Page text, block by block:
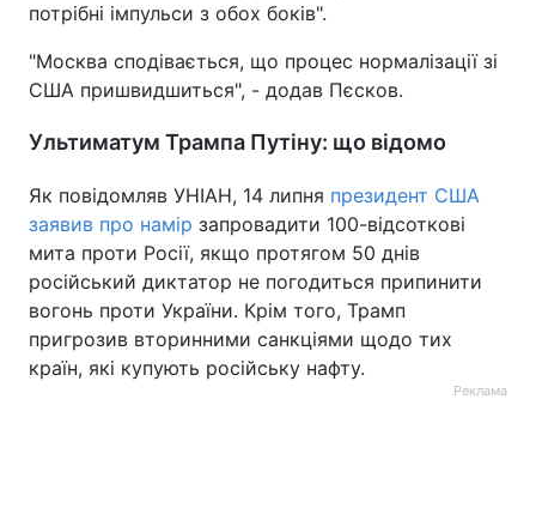
потрібні імпульси з обох боків".
"Москва сподівається, що процес нормалізації зі
США пришвидшиться", - додав Пєсков.
Ультиматум Трампа Путіну: що відомо
Як повідомляв УНІАН, 14 липня президент США
заявив про намір запровадити 100-відсоткові
мита проти Росії, якщо протягом 50 днів
російський диктатор не погодиться припинити
вогонь проти України. Крім того, Трамп
пригрозив вторинними санкціями щодо тих
країн, які купують російську нафту.
Реклама